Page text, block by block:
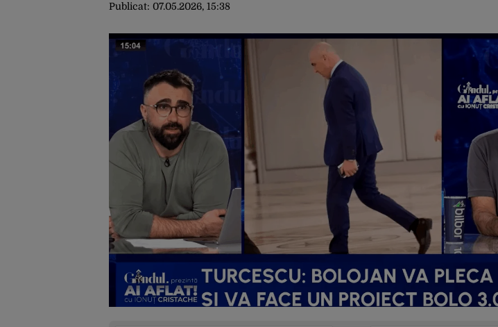
Publicat: 07.05.2026, 15:38